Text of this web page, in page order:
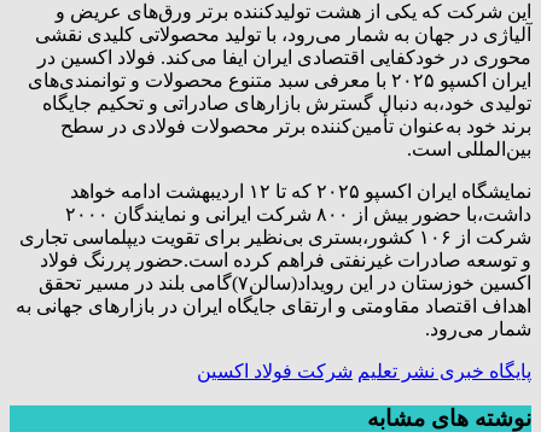
این شرکت که یکی از هشت تولیدکننده برتر ورق‌های عریض و
آلیاژی در جهان به شمار می‌رود، با تولید محصولاتی کلیدی نقشی
محوری در خودکفایی اقتصادی ایران ایفا می‌کند. فولاد اکسین در
ایران اکسپو ۲۰۲۵ با معرفی سبد متنوع محصولات و توانمندی‌های
تولیدی خود،به دنبال گسترش بازارهای صادراتی و تحکیم جایگاه
برند خود به‌عنوان تأمین‌کننده برتر محصولات فولادی در سطح
بین‌المللی است.
نمایشگاه ایران اکسپو ۲۰۲۵ که تا ۱۲ اردیبهشت ادامه خواهد
داشت،با حضور بیش از ۸۰۰ شرکت ایرانی و نمایندگان ۲۰۰۰
شرکت از ۱۰۶ کشور،بستری بی‌نظیر برای تقویت دیپلماسی تجاری
و توسعه صادرات غیرنفتی فراهم کرده است.حضور پررنگ فولاد
اکسین خوزستان در این رویداد(سالن۷)گامی بلند در مسیر تحقق
اهداف اقتصاد مقاومتی و ارتقای جایگاه ایران در بازارهای جهانی به
شمار می‌رود.
پایگاه خبری نشر تعلیم شرکت فولاد اکسین
نوشته های مشابه